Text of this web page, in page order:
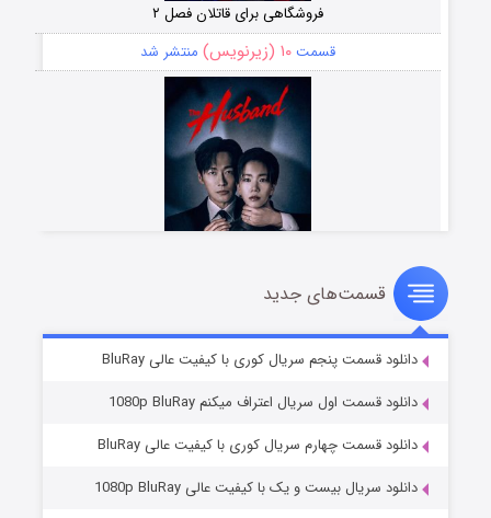
فروشگاهی برای قاتلان فصل ۲
قسمت۱۰ (زیرنویس) منتشر شد
قسمت۸ (زیرنویس) منتشر شد
قسمت‌های جدید
دانلود قسمت پنجم سریال کوری با کیفیت عالی BluRay
دانلود قسمت اول سریال اعتراف میکنم 1080p BluRay
دانلود قسمت چهارم سریال کوری با کیفیت عالی BluRay
دانلود سریال بیست و یک با کیفیت عالی 1080p BluRay